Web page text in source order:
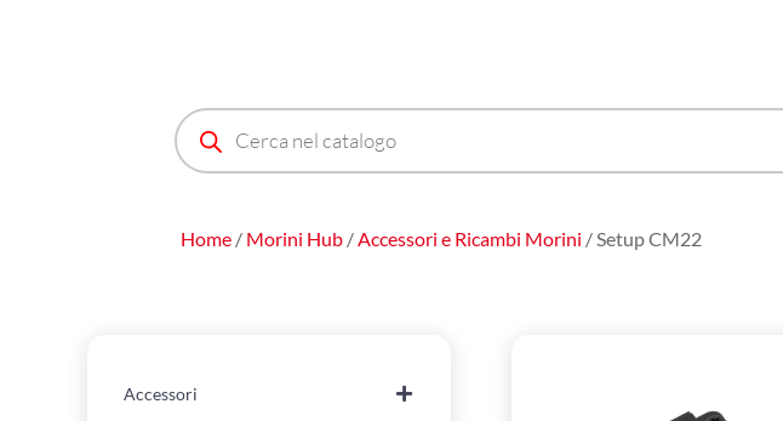
Prodotti
search
Home / Morini Hub / Accessori e Ricambi Morini / Setup CM22
Accessori